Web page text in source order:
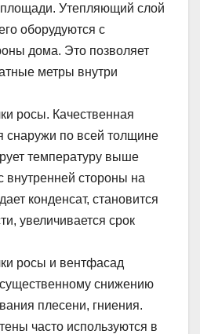
Утепляющий слой
оборудуются с
дома. Это позволяет
метры внутри
росы. Качественная
снаружи по всей толщине
температуру выше
внутренней стороны на
конденсат, становится
увеличивается срок
росы и вентфасад
снижению
плесени, гниения.
часто используются в